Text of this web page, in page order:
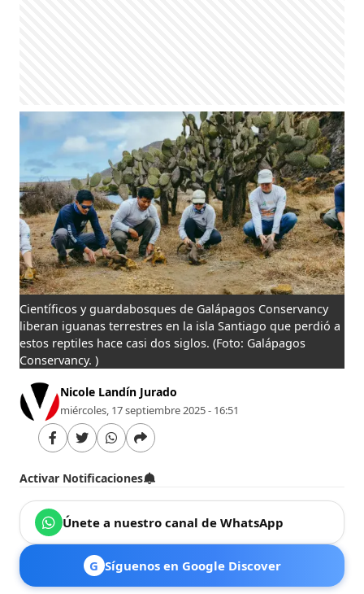
Científicos y guardabosques de Galápagos Conservancy
liberan iguanas terrestres en la isla Santiago que perdió a
estos reptiles hace casi dos siglos. (Foto: Galápagos
Conservancy. )
Nicole Landín Jurado
miércoles, 17 septiembre 2025 - 16:51
Activar Notificaciones
Únete a nuestro canal de WhatsApp
G Síguenos en Google Discover